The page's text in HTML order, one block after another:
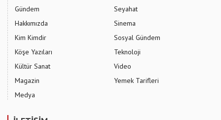
Gündem
Hakkımızda
Kim Kimdir
Köşe Yazıları
Kültür Sanat
Magazin
Medya
Seyahat
Sinema
Sosyal Gündem
Teknoloji
Video
Yemek Tarifleri